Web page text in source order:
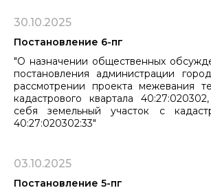
30.10.2025
Постановление 6-пг
"О назначении общественных
постановления администрации
рассмотрении проекта межевания
кадастрового квартала
себя земельный участок с
40:27:020302:33"
03.10.2025
Постановление 5-пг